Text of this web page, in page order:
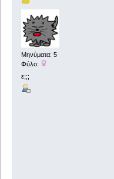
Μηνύματα: 5
Φύλο:
ε;;;